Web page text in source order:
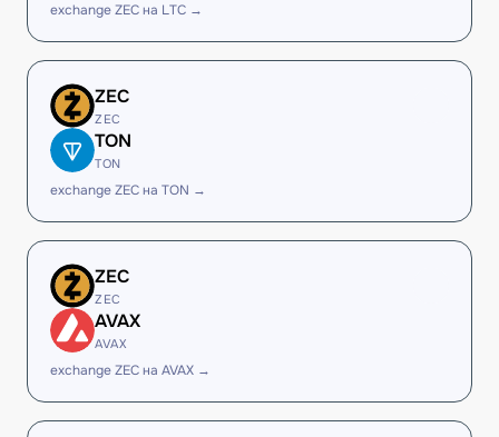
exchange ZEC на LTC →
ZEC
ZEC
TON
TON
exchange ZEC на TON →
ZEC
ZEC
AVAX
AVAX
exchange ZEC на AVAX →